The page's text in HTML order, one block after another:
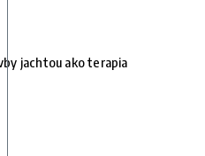
jachtou ako terapia